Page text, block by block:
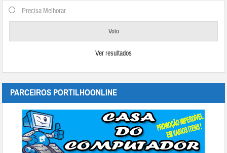
Precisa Melhorar
Ver resultados
PARCEIROS PORTILHOONLINE